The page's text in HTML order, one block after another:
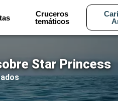
Cruceros
temáticos
Star Princess